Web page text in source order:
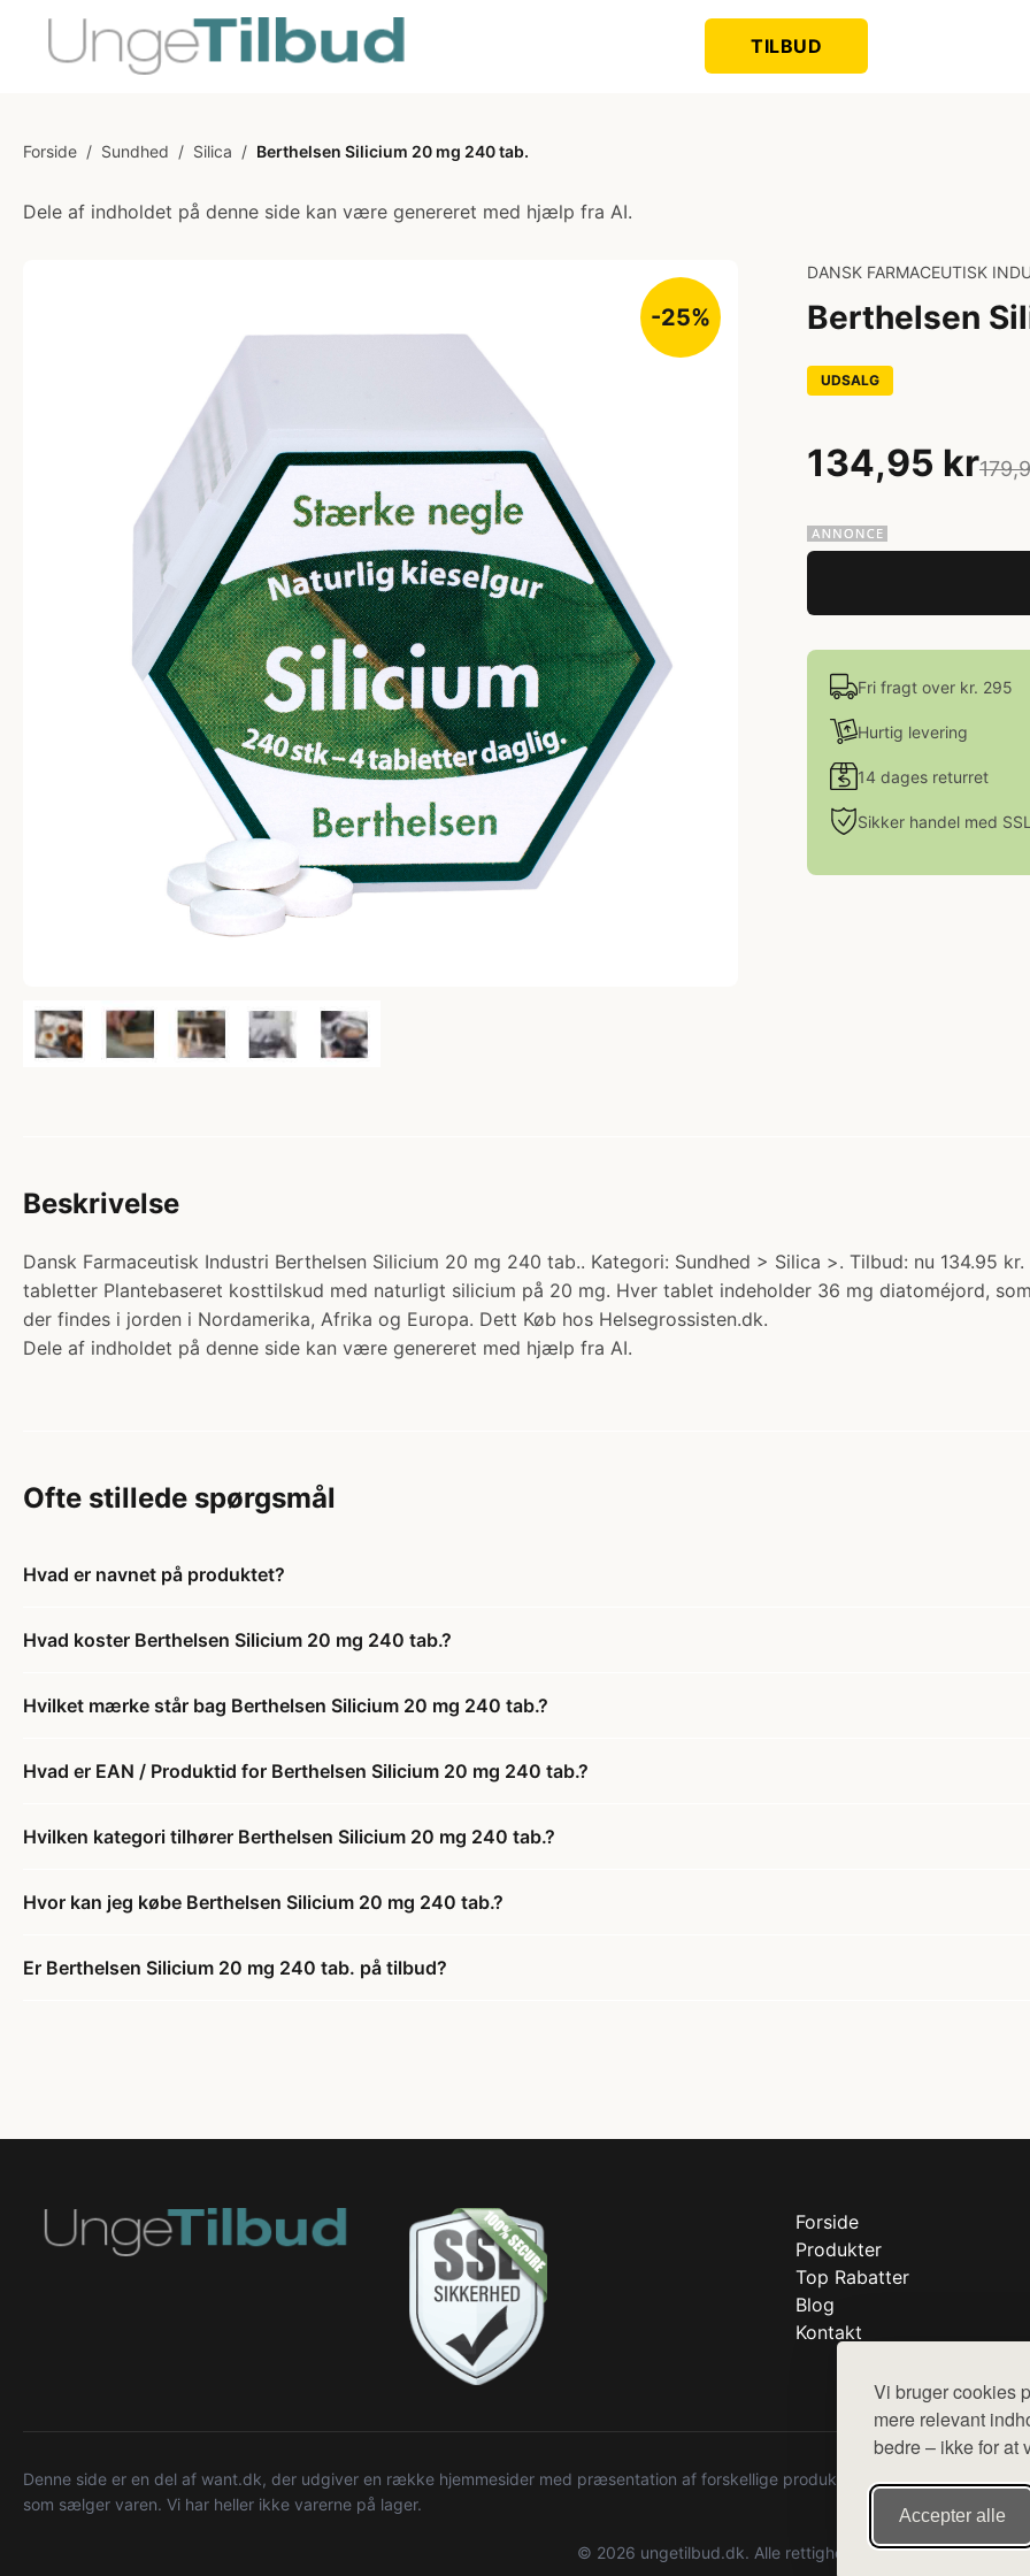
Vi bruger cookies
mere relevant
bedre – ikke for at
Accepter alle
TILBUD
Forside / Sundhed / Silica / Berthelsen Silicium 20 mg 240 tab.
Dele af indholdet på denne side kan være genereret med hjælp fra AI.
-25%
DANSK FARMACEUTISK
Berthelsen
UDSALG
134,95 kr
Fri fragt over kr. 295
Hurtig levering
14 dages returret
Sikker handel med SSL
Beskrivelse
Dansk Farmaceutisk Industri Berthelsen Silicium 20 mg 240 tab.. Kategori: Sundhed > Silica >. Tilbud: nu 134.95
tabletter Plantebaseret kosttilskud med naturligt silicium på 20 mg. Hver tablet indeholder 36 mg diatoméjord,
der findes i jorden i Nordamerika, Afrika og Europa. Dett Køb hos Helsegrossisten.dk.
Dele af indholdet på denne side kan være genereret med hjælp fra AI.
Ofte stillede spørgsmål
Hvad er navnet på produktet?
Hvad koster Berthelsen Silicium 20 mg 240 tab.?
Hvilket mærke står bag Berthelsen Silicium 20 mg 240 tab.?
Hvad er EAN / Produktid for Berthelsen Silicium 20 mg 240 tab.?
Hvilken kategori tilhører Berthelsen Silicium 20 mg 240 tab.?
Hvor kan jeg købe Berthelsen Silicium 20 mg 240 tab.?
Er Berthelsen Silicium 20 mg 240 tab. på tilbud?
Forside
Produkter
Top Rabatter
Blog
Kontakt
Denne side er en del af want.dk, der udgiver en række hjemmesider med præsentation af forskellige produkter fra diverse
som sælger varen. Vi har heller ikke varerne på lager.
© 2026 ungetilbud.dk. Alle rettigheder forbeholdes.